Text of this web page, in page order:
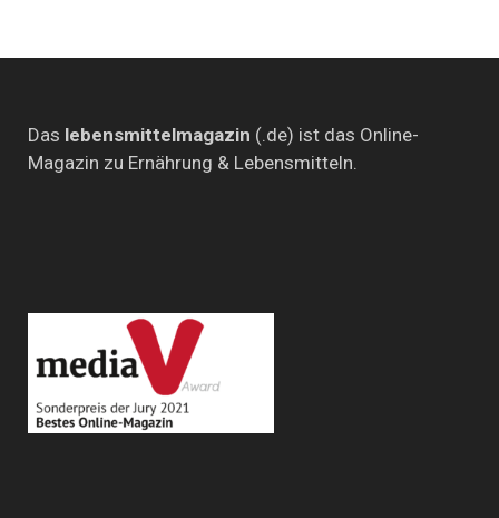
Das lebensmittelmagazin (.de) ist das Online-
Magazin zu Ernährung & Lebensmitteln.